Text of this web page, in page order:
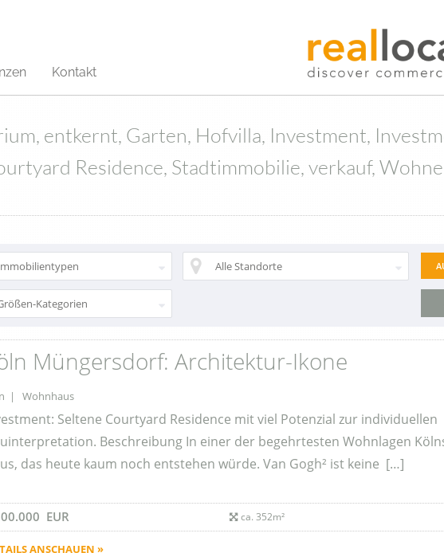
Kontakt
entkernt, Garten, Hofvilla, Investment,
Residence, Stadtimmobilie, verkauf,
Alle Standorte
Kategorien
Müngersdorf: Architektur-Ikone
| Wohnhaus
Seltene Courtyard Residence mit viel Potenzial zur individuellen
Beschreibung In einer der begehrtesten Wohnlagen
das heute kaum noch entstehen würde. Van Gogh² ist keine […]
EUR ca. 352m²
ANSCHAUEN »